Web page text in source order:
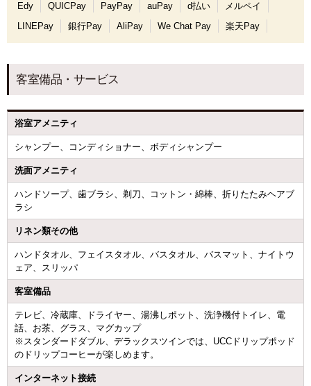
Edy QUICPay PayPay auPay d払い
メルペイ
LINEPay
銀行Pay AliPay We Chat Pay 楽天Pay
客室備品・サービス
浴室アメニティ
シャンプー、コンディショナー、ボディシャンプー
洗面アメニティ
ハンドソープ、歯ブラシ、剃刀、コットン・綿棒、折りたたみヘアブ
ラシ
リネン類その他
ハンドタオル、フェイスタオル、バスタオル、バスマット、ナイトウ
ェア、スリッパ
客室備品
テレビ、冷蔵庫、ドライヤー、湯沸しポット、洗浄機付トイレ、電
話、お茶、グラス、マグカップ
※スタンダードダブル、デラックスツインでは、UCCドリップポッド
のドリップコーヒーが楽しめます。
インターネット接続